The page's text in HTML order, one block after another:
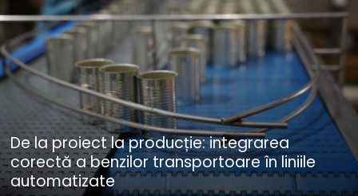
De la proiect la producție: integrarea
corectă a benzilor transportoare în liniile
automatizate